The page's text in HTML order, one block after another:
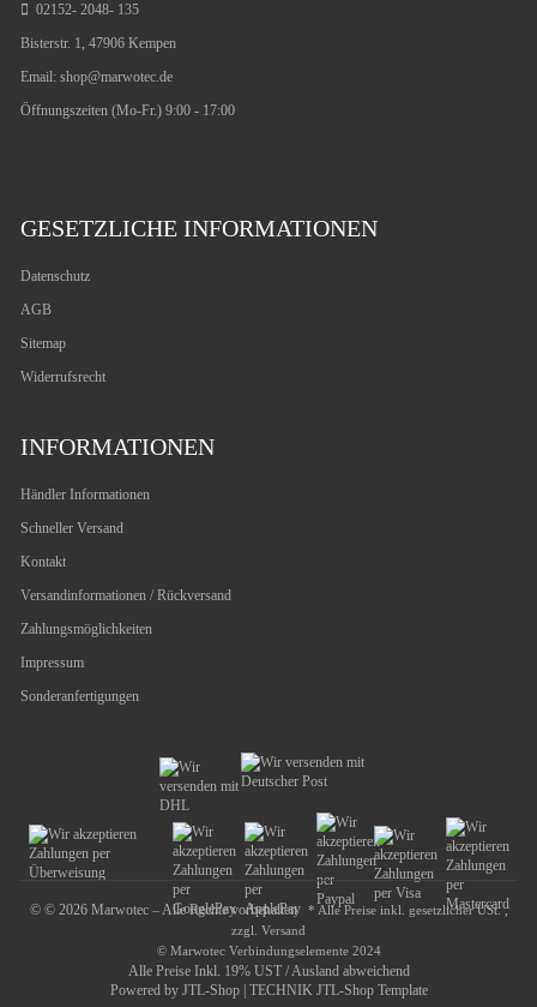
02152- 2048- 135
Bisterstr. 1, 47906 Kempen
Email: shop@marwotec.de
Öffnungszeiten (Mo-Fr.) 9:00 - 17:00
GESETZLICHE INFORMATIONEN
Datenschutz
AGB
Sitemap
Widerrufsrecht
INFORMATIONEN
Händler Informationen
Schneller Versand
Kontakt
Versandinformationen / Rückversand
Zahlungsmöglichkeiten
Impressum
Sonderanfertigungen
© © 2026 Marwotec – Alle Rechte vorbehalten * Alle Preise inkl. gesetzlicher USt. ,
zzgl. Versand
© Marwotec Verbindungselemente 2024
Alle Preise Inkl. 19% UST / Ausland abweichend
Powered by JTL-Shop TECHNIK JTL-Shop Template